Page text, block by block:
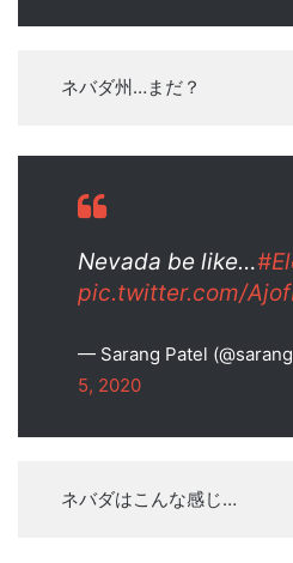
ネバダ州…まだ？
Nevada be like…
pic.twitter.com/
— Sarang Patel
5, 2020
ネバダはこんな感じ…